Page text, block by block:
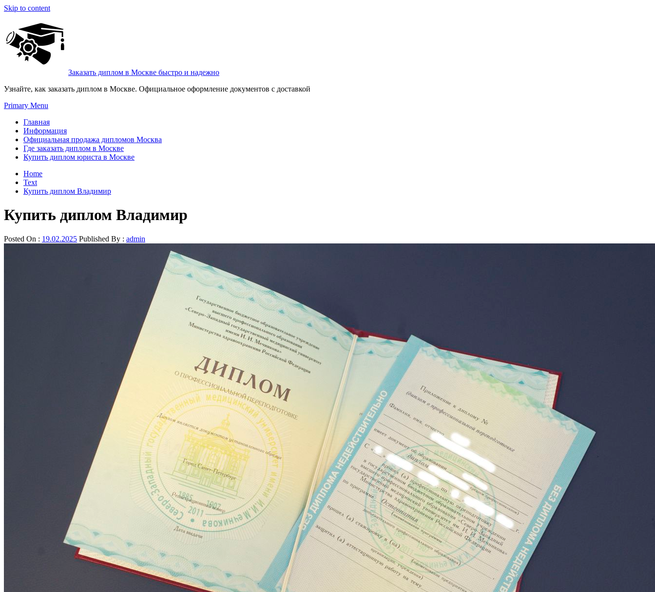
Skip to content
Заказать диплом в Москве быстро и надежно
Узнайте, как заказать диплом в Москве. Официальное оформление документов с доставкой
Primary Menu
Главная
Информация
Официальная продажа дипломов Москва
Где заказать диплом в Москве
Купить диплом юриста в Москве
Home
Text
Купить диплом Владимир
Купить диплом Владимир
Posted On : 19.02.2025 Published By : admin